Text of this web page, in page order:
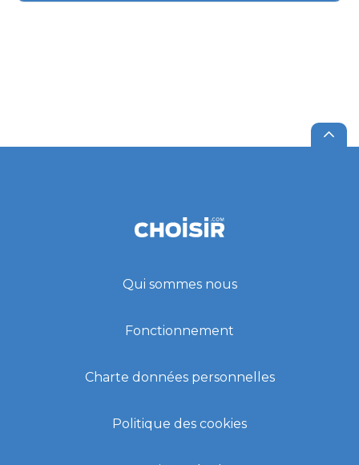
Qui sommes nous
Fonctionnement
Charte données personnelles
Politique des cookies